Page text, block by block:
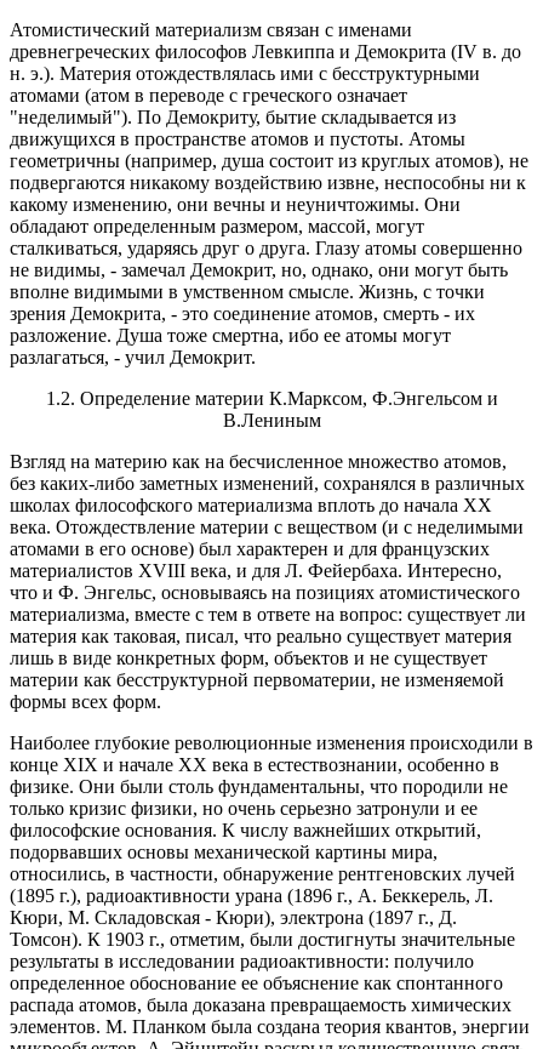
Атомистический материализм связан с именами
древнегреческих философов Левкиппа и Демокрита (IV в. до
н. э.). Материя отождествлялась ими с бес­структурными
атомами (атом в переводе с греческо­го означает
"неделимый"). По Демокриту, бытие складывается из
движущихся в пространстве атомов и пустоты. Атомы
геометричны (например, душа со­стоит из круглых атомов), не
подвергаются никакому воздействию извне, неспособны ни к
какому измене­нию, они вечны и неуничтожимы. Они
обладают определенным размером, массой, могут
сталкиваться, ударяясь друг о друга. Глазу атомы совершенно
не видимы, - замечал Демокрит, но, однако, они могут быть
вполне видимыми в умственном смысле. Жизнь, с точки
зрения Демокрита, - это соедине­ние атомов, смерть - их
разложение. Душа тоже смертна, ибо ее атомы могут
разлагаться, - учил Демокрит.
1.2. Определение материи К.Марксом, Ф.Энгельсом и
В.Лениным
Взгляд на материю как на бесчисленное множест­во атомов,
без каких-либо заметных изменений, со­хранялся в различных
школах философского мате­риализма вплоть до начала ХХ
века. Отождествление материи с веществом (и с неделимыми
атомами в его основе) был характерен и для французских
материа­листов XVIII века, и для Л. Фейербаха. Интересно,
что и Ф. Энгельс, основываясь на позициях атоми­стического
материализма, вместе с тем в ответе на вопрос: существует ли
материя как таковая, писал, что реально существует материя
лишь в виде конк­ретных форм, объектов и не существует
материи как бесструктурной первоматерии, не изменяемой
фор­мы всех форм.
Наиболее глубокие революционные изменения происходили в
конце XIX и начале XX века в естествознании, особенно в
физике. Они были столь фундаментальны, что породили не
только кризис физики, но очень серьезно затронули и ее
философские основания. К числу важнейших открытий,
подорвавших основы механической картины мира,
относились, в частности, обнаружение рентгеновских лучей
(1895 г.), радиоактивности урана (1896 г., А. Беккерель, Л.
Кюри, М. Складовская - Кюри), электрона (1897 г., Д.
Томсон). К 1903 г., отметим, были достигнуты значительные
результаты в исследовании радиоактивности: получило
определенное обоснование ее объяснение как спонтанного
распада атомов, была доказана превращаемость химических
элементов. М. Планком была создана теория квантов, энергии